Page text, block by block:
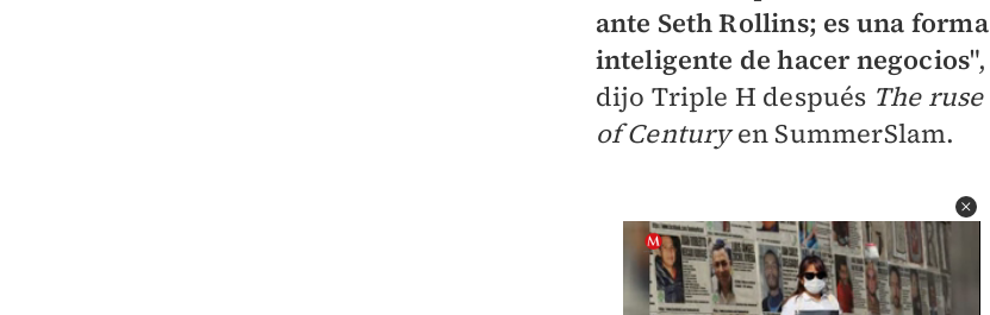
ante Seth Rollins; es una forma
inteligente de hacer negocios",
dijo Triple H después The ruse
of Centuryen SummerSlam.